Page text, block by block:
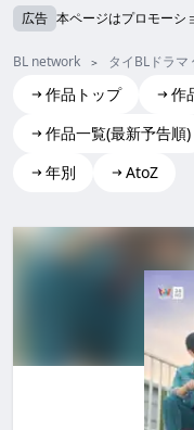
広告 本ページはプロモーシ
BL network タイBLドラマ
作品トップ
作
作品一覧(最新予告順)
年別
AtoZ
Venus in the sky
Venus in the sky